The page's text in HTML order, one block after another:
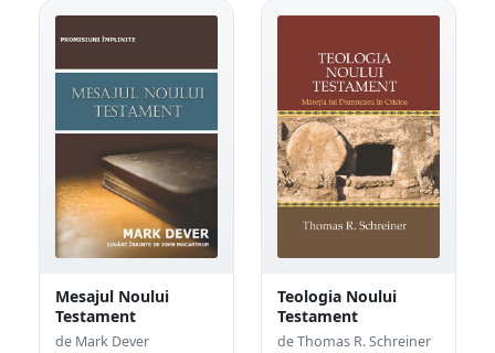
Mesajul Noului
Testament
de Mark Dever
Teologia Noului
Testament
de Thomas R. Schreiner